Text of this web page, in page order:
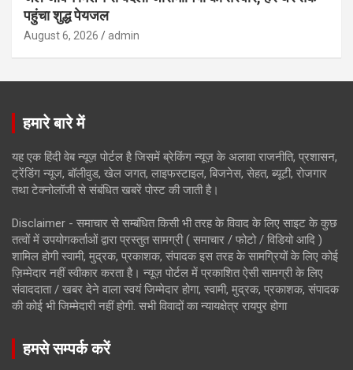
पहुंचा शुद्ध पेयजल
August 6, 2026 admin
हमारे बारे में
यह एक हिंदी वेब न्यूज़ पोर्टल है जिसमें ब्रेकिंग न्यूज़ के अलावा राजनीति, प्रशासन,
ट्रेंडिंग न्यूज, बॉलीवुड, खेल जगत, लाइफस्टाइल, बिजनेस, सेहत, ब्यूटी, रोजगार
तथा टेक्नोलॉजी से संबंधित खबरें पोस्ट की जाती है।
Disclaimer - समाचार से सम्बंधित किसी भी तरह के विवाद के लिए साइट के कुछ
तत्वों में उपयोगकर्ताओं द्वारा प्रस्तुत सामग्री ( समाचार / फोटो / विडियो आदि )
शामिल होगी स्वामी, मुद्रक, प्रकाशक, संपादक इस तरह के सामग्रियों के लिए कोई
ज़िम्मेदार नहीं स्वीकार करता है। न्यूज़ पोर्टल में प्रकाशित ऐसी सामग्री के लिए
संवाददाता / खबर देने वाला स्वयं जिम्मेदार होगा, स्वामी, मुद्रक, प्रकाशक, संपादक
की कोई भी जिम्मेदारी नहीं होगी. सभी विवादों का न्यायक्षेत्र रायपुर होगा
हमसे सम्पर्क करें